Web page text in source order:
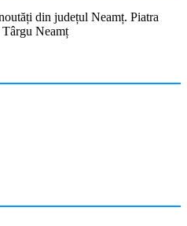
din județul Neamț. Piatra
Neamț